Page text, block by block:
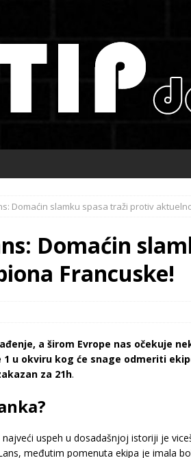
Domaćin slamku spasa traži protiv
Domaćin
Francuske!
a širom Evrope nas očekuje
u okviru kog će snage odmeriti
za 21h.
uspeh u dosadašnjoj istoriji je
međutim pomenuta ekipa je imala